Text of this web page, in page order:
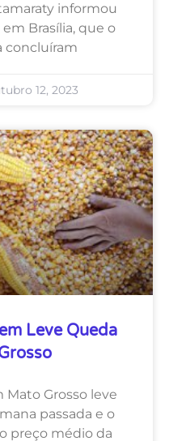
informou
Brasília, que o
concluíram
12, 2023
Leve Queda
Grosso leve
passada e o
preço médio da